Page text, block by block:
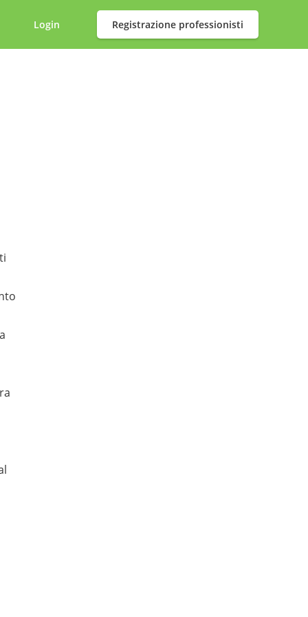
Login Registrazione professionisti